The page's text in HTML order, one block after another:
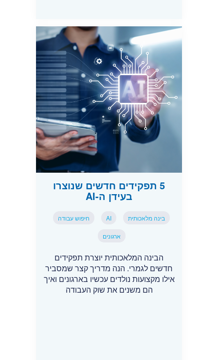
5 תפקידים חדשים שנוצרו
בעידן ה-AI
בינה מלאכותית AI חיפוש עבודה
ארגונים
הבינה המלאכותית יוצרת תפקידים
חדשים לגמרי. הנה מדריך קצר שמסביר
אילו מקצועות נולדים עכשיו בארגונים ואיך
הם משנים את שוק העבודה